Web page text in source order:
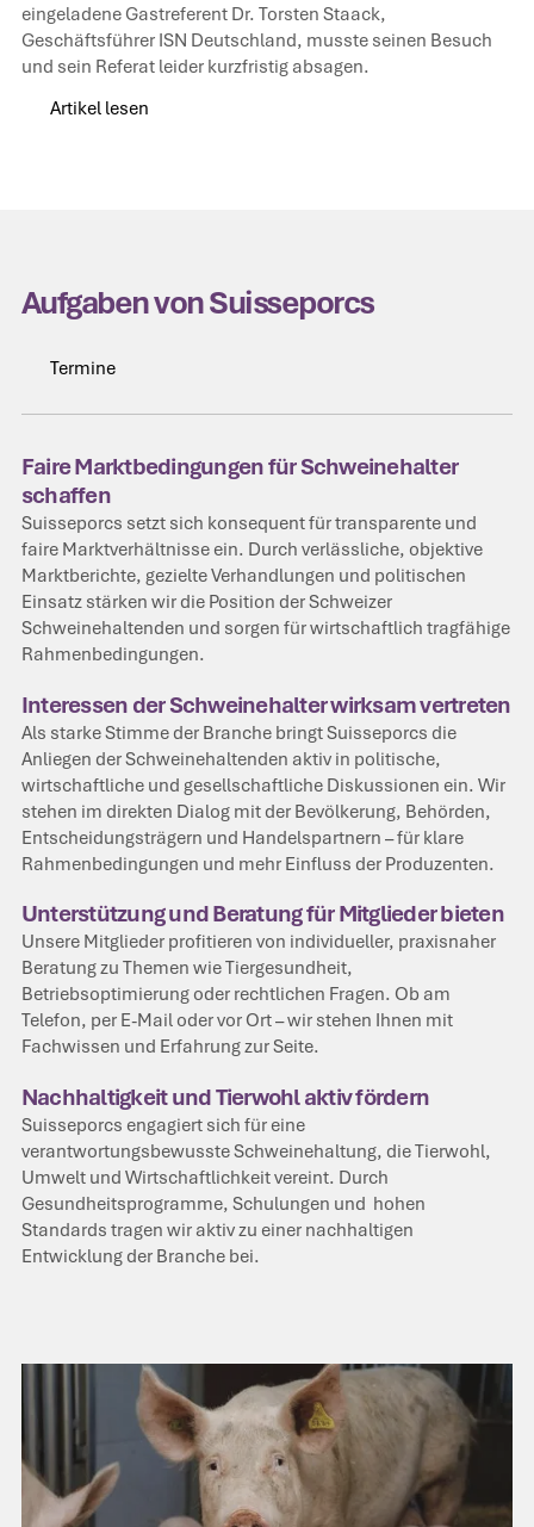
eingeladene Gastreferent Dr. Torsten Staack,
Geschäftsführer ISN Deutschland, musste seinen Besuch
und sein Referat leider kurzfristig absagen.
Artikel lesen
Aufgaben von Suisseporcs
Termine
Faire Marktbedingungen für Schweinehalter
schaffen
Suisseporcs setzt sich konsequent für transparente und
faire Marktverhältnisse ein. Durch verlässliche, objektive
Marktberichte, gezielte Verhandlungen und politischen
Einsatz stärken wir die Position der Schweizer
Schweinehaltenden und sorgen für wirtschaftlich tragfähige
Rahmenbedingungen.
Interessen der Schweinehalter wirksam vertreten
Als starke Stimme der Branche bringt Suisseporcs die
Anliegen der Schweinehaltenden aktiv in politische,
wirtschaftliche und gesellschaftliche Diskussionen ein. Wir
stehen im direkten Dialog mit der Bevölkerung, Behörden,
Entscheidungsträgern und Handelspartnern – für klare
Rahmenbedingungen und mehr Einfluss der Produzenten.
Unterstützung und Beratung für Mitglieder bieten
Unsere Mitglieder profitieren von individueller, praxisnaher
Beratung zu Themen wie Tiergesundheit,
Betriebsoptimierung oder rechtlichen Fragen. Ob am
Telefon, per E-Mail oder vor Ort – wir stehen Ihnen mit
Fachwissen und Erfahrung zur Seite.
Nachhaltigkeit und Tierwohl aktiv fördern
Suisseporcs engagiert sich für eine
verantwortungsbewusste Schweinehaltung, die Tierwohl,
Umwelt und Wirtschaftlichkeit vereint. Durch
Gesundheitsprogramme, Schulungen und hohen
Standards tragen wir aktiv zu einer nachhaltigen
Entwicklung der Branche bei.